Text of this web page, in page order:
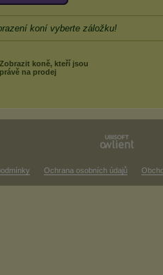
koní vyberte záložku!
Zobrazit koně, kteří jsou
právě na prodej
Ochrana osobních údajů